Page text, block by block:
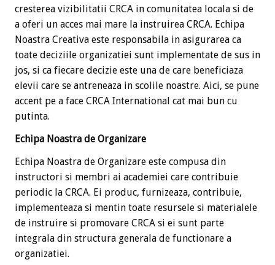
cresterea vizibilitatii CRCA in comunitatea locala si de
a oferi un acces mai mare la instruirea CRCA. Echipa
Noastra Creativa este responsabila in asigurarea ca
toate deciziile organizatiei sunt implementate de sus in
jos, si ca fiecare decizie este una de care beneficiaza
elevii care se antreneaza in scolile noastre. Aici, se pune
accent pe a face CRCA International cat mai bun cu
putinta.
Echipa Noastra de Organizare
Echipa Noastra de Organizare este compusa din
instructori si membri ai academiei care contribuie
periodic la CRCA. Ei produc, furnizeaza, contribuie,
implementeaza si mentin toate resursele si materialele
de instruire si promovare CRCA si ei sunt parte
integrala din structura generala de functionare a
organizatiei.